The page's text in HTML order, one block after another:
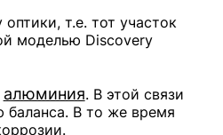
т.е. тот участок
моделью Discovery
алюминия. В этой связи
баланса. В то же время